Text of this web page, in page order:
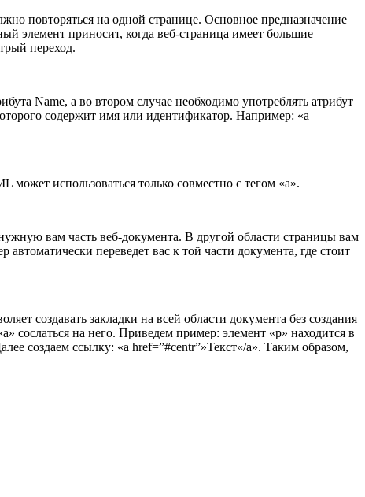
повторяться на одной странице. Основное предназначение
элемент приносит, когда веб-страница имеет большие
переход.
Name, а во втором случае необходимо употреблять атрибут
содержит имя или идентификатор. Например: «a
может использоваться только совместно с тегом «a».
вам часть веб-документа. В другой области страницы вам
автоматически переведет вас к той части документа, где стоит
создавать закладки на всей области документа без создания
сослаться на него. Приведем пример: элемент «p» находится в
создаем ссылку: «a href=”#centr”»Текст«/a». Таким образом,